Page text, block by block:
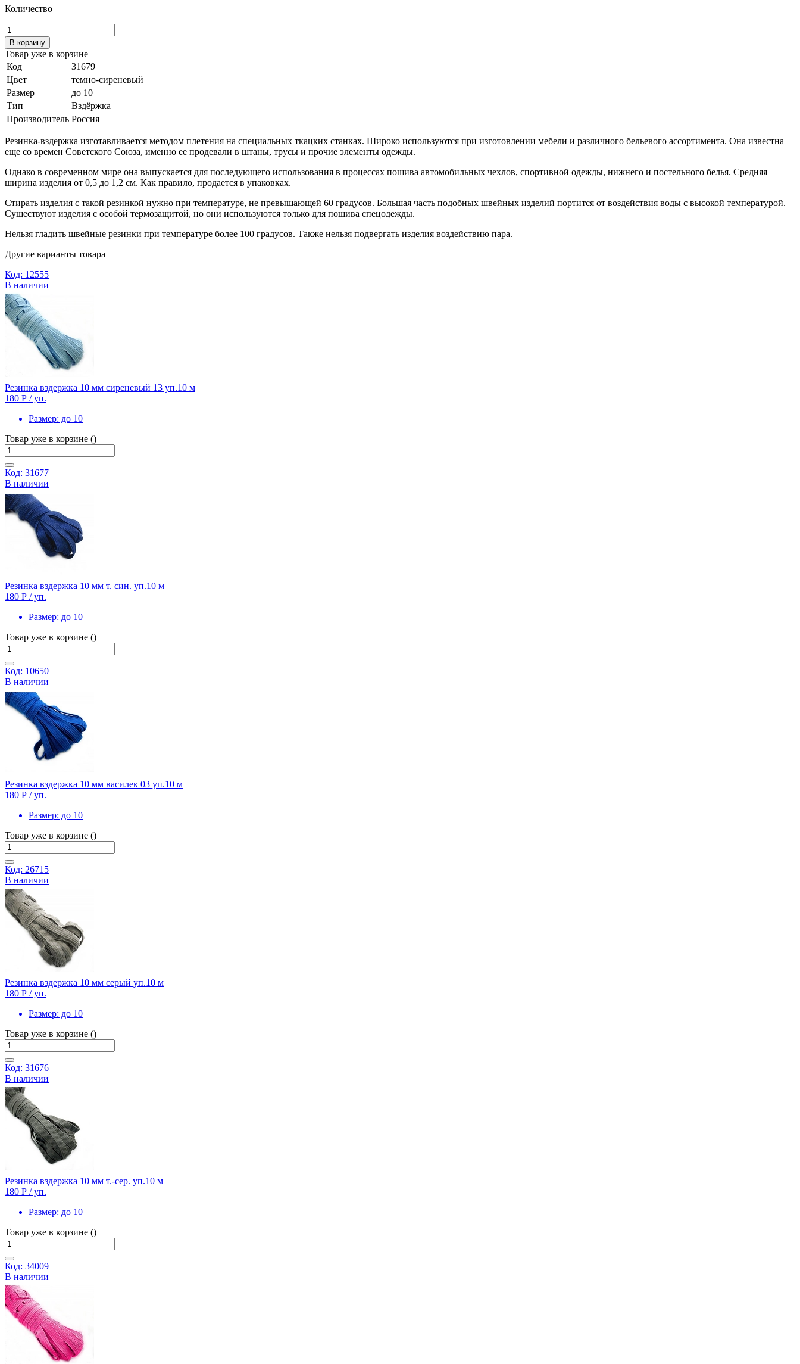
Количество
В корзину
Товар уже в корзине
Код
31679
Цвет
темно-сиреневый
Размер
до 10
Тип
Вздёржка
Производитель Россия
Резинка-вздержка изготавливается методом плетения на специальных ткацких станках. Широко используются при изготовлении мебели и различного бельевого ассортимента. Она известна
еще со времен Советского Союза, именно ее продевали в штаны, трусы и прочие элементы одежды.
Однако в современном мире она выпускается для последующего использования в процессах пошива автомобильных чехлов, спортивной одежды, нижнего и постельного белья. Средняя
ширина изделия от 0,5 до 1,2 см. Как правило, продается в упаковках.
Стирать изделия с такой резинкой нужно при температуре, не превышающей 60 градусов. Большая часть подобных швейных изделий портится от воздействия воды с высокой температурой.
Существуют изделия с особой термозащитой, но они используются только для пошива спецодежды.
Нельзя гладить швейные резинки при температуре более 100 градусов. Также нельзя подвергать изделия воздействию пара.
Другие варианты товара
Код: 12555
В наличии
Резинка вздержка 10 мм сиреневый 13 уп.10 м
180 Р / уп.
Размер: до 10
Товар уже в корзине ()
Код: 31677
В наличии
Резинка вздержка 10 мм т. син. уп.10 м
180 Р / уп.
Размер: до 10
Товар уже в корзине ()
Код: 10650
В наличии
Резинка вздержка 10 мм василек 03 уп.10 м
180 Р / уп.
Размер: до 10
Товар уже в корзине ()
Код: 26715
В наличии
Резинка вздержка 10 мм серый уп.10 м
180 Р / уп.
Размер: до 10
Товар уже в корзине ()
Код: 31676
В наличии
Резинка вздержка 10 мм т.-сер. уп.10 м
180 Р / уп.
Размер: до 10
Товар уже в корзине ()
Код: 34009
В наличии